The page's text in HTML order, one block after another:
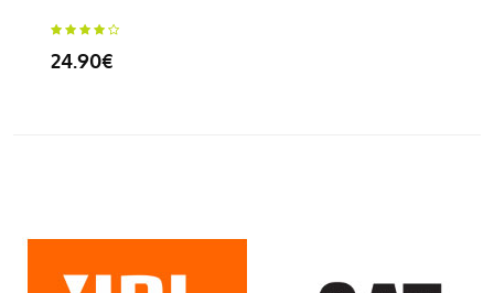
24.90€